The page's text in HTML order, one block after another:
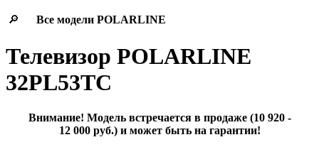
🔎 Все модели POLARLINE
Телевизор POLARLINE
32PL53TC
Внимание! Модель встречается в продаже (10 920 -
12 000 руб.) и может быть на гарантии!